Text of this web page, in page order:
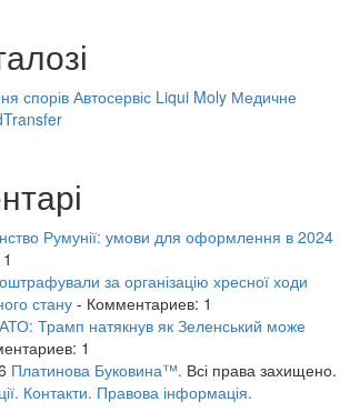
спорів Автосервіс Liqui Moly Медичне
Румунії: умови для оформлення в 2024
за організацію хресної ходи
стану - Комментариев: 1
Трамп натякнув як Зеленський може
1
Платинова Буковина™. Всі права захищено.
Контакти. Правова інформація.